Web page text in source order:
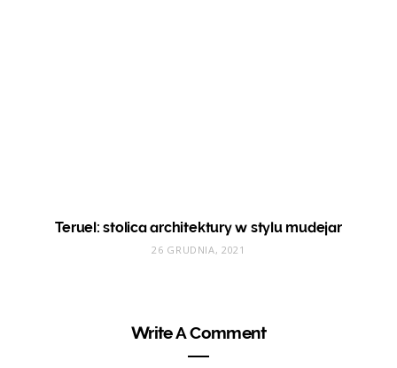
Teruel: stolica architektury w stylu mudejar
26 GRUDNIA, 2021
Write A Comment